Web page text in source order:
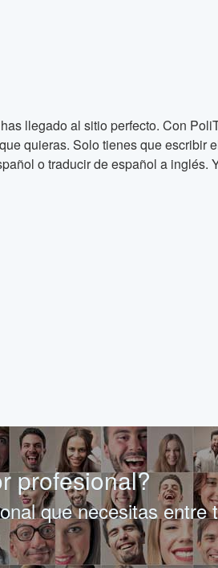
llegado al sitio perfecto. Con
quieras. Solo tienes que escribir
o traducir de español a inglés.
profesional?
que necesitas entre